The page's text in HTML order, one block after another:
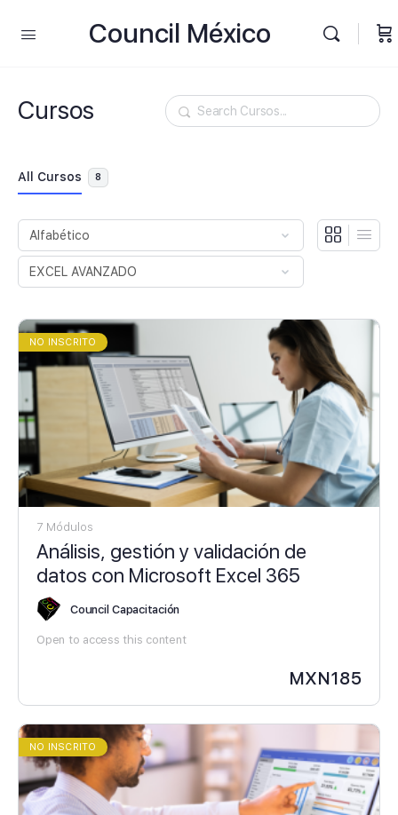
Council México
Cursos Buscar
All Cursos 8
NO INSCRITO
7 Módulos
Análisis, gestión y validación de
datos con Microsoft Excel 365
Council Capacitación
Open to access this content
MXN185
NO INSCRITO